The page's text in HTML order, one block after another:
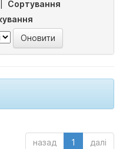
Сортування
назад 1 далі